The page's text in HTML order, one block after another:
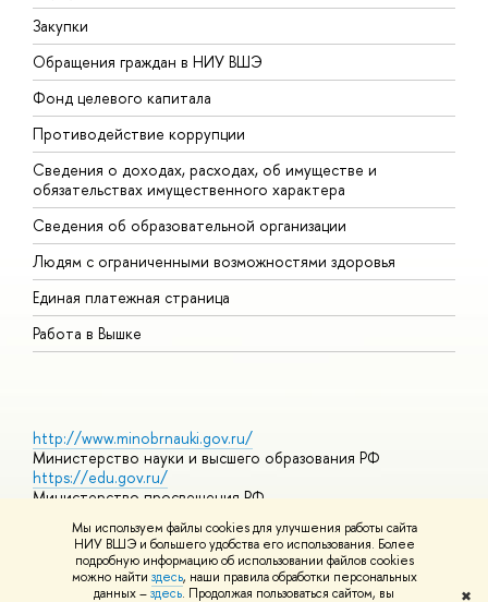
Мы используем файлы cookies для улучшения работы сайта
НИУ ВШЭ и большего удобства его использования. Более
подробную информацию об использовании файлов cookies
можно найти здесь, наши правила обработки персональных
данных –здесь. Продолжая пользоваться сайтом, вы
✖
Закупки
Обращения граждан в НИУ ВШЭ
Фонд целевого капитала
Противодействие коррупции
Сведения о доходах, расходах, об имуществе и
обязательствах имущественного характера
Сведения об образовательной организации
Людям с ограниченными возможностями здоровья
Единая платежная страница
Работа в Вышке
http://www.minobrnauki.gov.ru/
Министерство науки и высшего образования РФ
https://edu.gov.ru/
Министерство просвещения РФ
https://elearning.hse.ru/mooc
Массовые открытые онлайн-курсы